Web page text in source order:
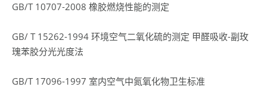
GB/T 10707-2008 橡胶燃烧性能的测定
GB/ T 15262-1994 环境空气二氧化硫的测定 甲醛吸收-副玫
瑰苯胶分光光度法
GB/T 17096-1997 室内空气中氮氧化物卫生标准